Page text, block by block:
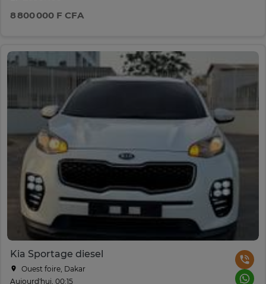
8 800 000 F CFA
Kia Sportage diesel
Ouest foire, Dakar
Aujourd'hui, 00:15